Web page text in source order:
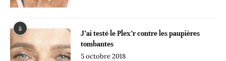
5
J’ai testé le Plex’r contre les paupières
tombantes
5 octobre 2018